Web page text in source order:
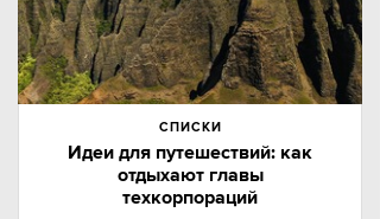
СПИСКИ
Идеи для путешествий: как
отдыхают главы
техкорпораций